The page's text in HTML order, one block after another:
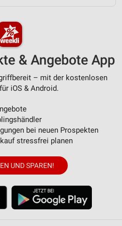
& Angebote App
– mit der kostenlosen
iOS & Android.
bei neuen Prospekten
stressfrei planen
UND SPAREN!
Auswahl
Inhalten
Statistiken oder
verschiedenen
der Angebote
zur Auswahl von